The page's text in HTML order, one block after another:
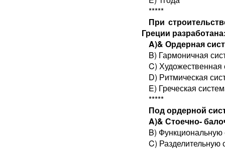
*****
При
Греции
A)& Ордерная
B) Гармоничная
C) Художественная
D) Ритмическая
E) Греческая
*****
Под ордерной
A)& Стоечно-
B) Функциональную
C) Разделительную